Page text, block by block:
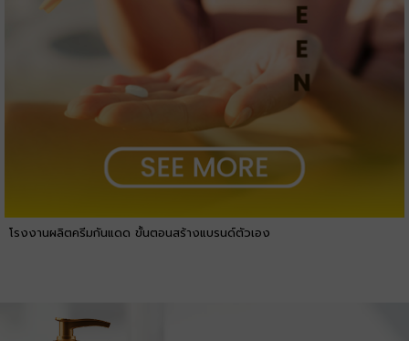
โรงงานผลิตครีมกันแดด ขั้นตอนสร้างแบรนด์ตัวเอง